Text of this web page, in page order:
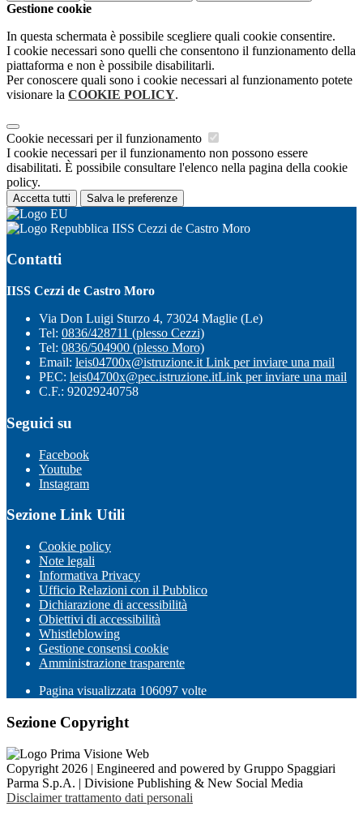
Gestione cookie
In questa schermata è possibile scegliere quali cookie consentire.
I cookie necessari sono quelli che consentono il funzionamento della
piattaforma e non è possibile disabilitarli.
Per conoscere quali sono i cookie necessari al funzionamento potete
visionare la COOKIE POLICY.
Cookie necessari per il funzionamento
I cookie necessari per il funzionamento non possono essere
disabilitati. È possibile consultare l'elenco nella pagina della cookie
policy.
Accetta tutti Salva le preferenze
IISS Cezzi de Castro Moro
Contatti
IISS Cezzi de Castro Moro
Via Don Luigi Sturzo 4, 73024 Maglie (Le)
Tel: 0836/428711 (plesso Cezzi)
Tel: 0836/504900 (plesso Moro)
Email: leis04700x@istruzione.it Link per inviare una mail
PEC: leis04700x@pec.istruzione.itLink per inviare una mail
C.F.: 92029240758
Seguici su
Facebook
Youtube
Instagram
Sezione Link Utili
Cookie policy
Note legali
Informativa Privacy
Ufficio Relazioni con il Pubblico
Dichiarazione di accessibilità
Obiettivi di accessibilità
Whistleblowing
Gestione consensi cookie
Amministrazione trasparente
Pagina visualizzata 106097 volte
Sezione Copyright
Copyright 2026 | Engineered and powered by Gruppo Spaggiari
Parma S.p.A. | Divisione Publishing & New Social Media
Disclaimer trattamento dati personali